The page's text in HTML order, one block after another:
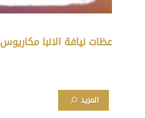
عظات نيافة الانبا مكاريوس
المزيد